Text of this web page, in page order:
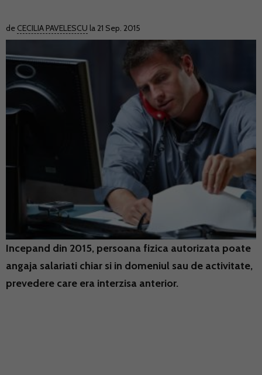
de CECILIA PAVELESCU la 21 Sep. 2015
Incepand din 2015, persoana fizica autorizata poate
angaja salariati chiar si in domeniul sau de activitate,
prevedere care era interzisa anterior.